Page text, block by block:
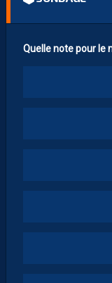
Quelle note pour le